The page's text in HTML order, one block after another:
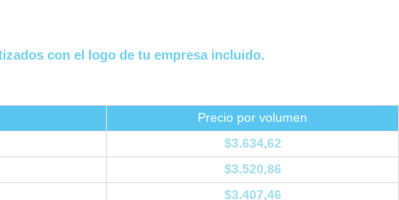
con el logo de tu empresa incluido.
Precio por volumen
$3.634,62
$3.520,86
$3.407,46